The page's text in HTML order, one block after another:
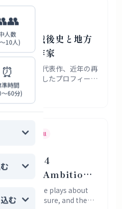
人数
10人)
⏰
準時間
〜60分)
む
ール｜戦後史と地方
いた劇作家
、受賞歴、代表作、近年の再
敬体で整理したプロフィール
Caryl Churchill
Girls: 4
About Ambition,
Price of Female
4 Japanese plays about
class pressure, and the